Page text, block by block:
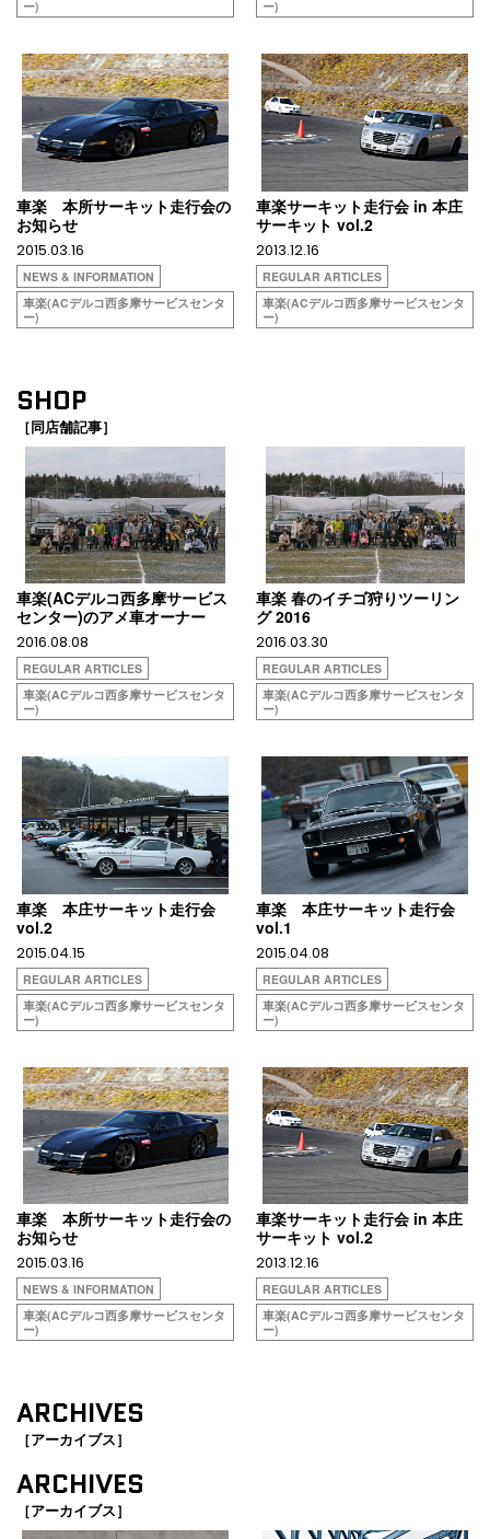
ー)
ー)
車楽 本所サーキット走行会の
お知らせ
2015.03.16
NEWS & INFORMATION
車楽(ACデルコ西多摩サービスセンタ
ー)
車楽サーキット走行会 in 本庄
サーキット vol.2
2013.12.16
REGULAR ARTICLES
車楽(ACデルコ西多摩サービスセンタ
ー)
SHOP
［同店舗記事］
車楽(ACデルコ西多摩サービス
センター)のアメ車オーナー
2016.08.08
REGULAR ARTICLES
車楽(ACデルコ西多摩サービスセンタ
ー)
車楽 春のイチゴ狩りツーリン
グ 2016
2016.03.30
REGULAR ARTICLES
車楽(ACデルコ西多摩サービスセンタ
ー)
車楽 本庄サーキット走行会
vol.2
2015.04.15
REGULAR ARTICLES
車楽(ACデルコ西多摩サービスセンタ
ー)
車楽 本庄サーキット走行会
vol.1
2015.04.08
REGULAR ARTICLES
車楽(ACデルコ西多摩サービスセンタ
ー)
車楽 本所サーキット走行会の
お知らせ
2015.03.16
NEWS & INFORMATION
車楽(ACデルコ西多摩サービスセンタ
ー)
車楽サーキット走行会 in 本庄
サーキット vol.2
2013.12.16
REGULAR ARTICLES
車楽(ACデルコ西多摩サービスセンタ
ー)
ARCHIVES
［アーカイブス］
ARCHIVES
［アーカイブス］